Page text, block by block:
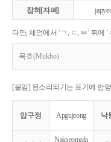
잡혀[자펴]
다만, 체언에서 ‘ㄱ, ㄷ, ㅂ’ 뒤에
묵호(Mukho)
[붙임] 된소리되기는 표기에 반
압구정 Apgujeong 낙
Nakseongda